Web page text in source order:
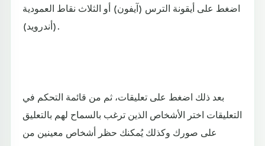
اضغط على أيقونة الترس (آيفون) أو الثلاث نقاط العمودية
(أندرويد).
بعد ذلك اضغط على تعليقات، ثم من قائمة التحكم في
التعليقات اختر الأشخاص الذين ترغب بالسماح لهم بالتعليق
على صورك وكذلك يُمكنك حظر أشخاص معينين من